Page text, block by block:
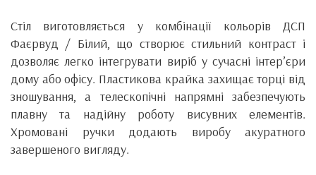
Стіл виготовляється у комбінації кольорів ДСП
Фаєрвуд / Білий, що створює стильний контраст і
дозволяє легко інтегрувати виріб у сучасні інтер’єри
дому або офісу. Пластикова крайка захищає торці від
зношування, а телескопічні напрямні забезпечують
плавну та надійну роботу висувних елементів.
Хромовані ручки додають виробу акуратного
завершеного вигляду.